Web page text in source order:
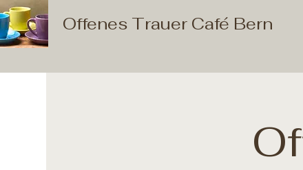
Offenes Trauer Café Bern